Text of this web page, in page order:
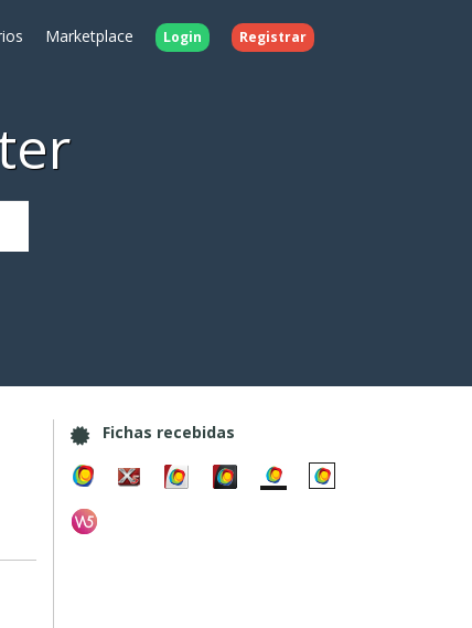
Marketplace Login Registrar
Fichas recebidas